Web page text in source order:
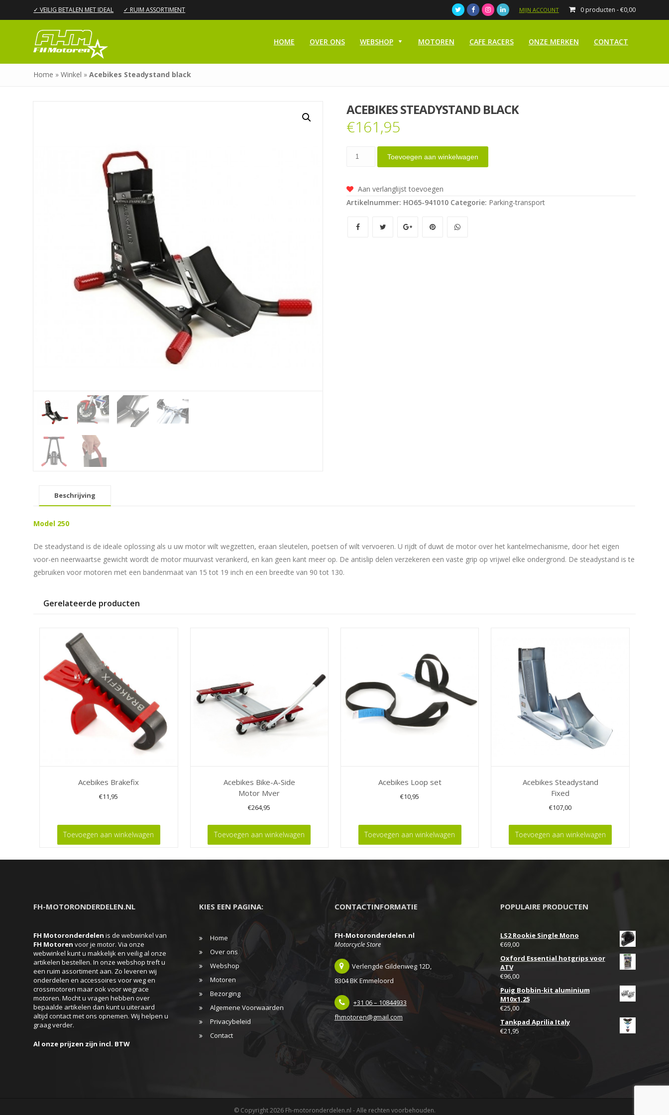
✓ VEILIG BETALEN MET IDEAL ✓ RUIM ASSORTIMENT 0 producten -€0,00
MIJN ACCOUNT
HOME OVER ONS WEBSHOP MOTOREN CAFE RACERS ONZE MERKEN CONTACT
Home »Winkel »Acebikes Steadystand black
ACEBIKES STEADYSTAND BLACK
€161,95
Acebikes
Steadystand
aantal
Toevoegen aan winkelwagen
Aan verlanglijst toevoegen
Artikelnummer: HO65-941010 Categorie: Parking-transport
Beschrijving
Model 250
De steadystand is de ideale oplossing als u uw motor wilt wegzetten, eraan sleutelen, poetsen of wilt vervoeren. U rijdt of duwt de motor over het kantelmechanisme, door het eigen
voor-en neerwaartse gewicht wordt de motor muurvast verankerd, en kan geen kant meer op. De antislip delen verzekeren een vaste grip op vrijwel elke ondergrond. De steadystand is te
gebruiken voor motoren met een bandenmaat van 15 tot 19 inch en een breedte van 90 tot 130.
Gerelateerde producten
Acebikes Brakefix
€11,95
Toevoegen aan winkelwagen
Acebikes Bike-A-Side
Motor Mver
€264,95
Toevoegen aan winkelwagen
Acebikes Loop set
€10,95
Toevoegen aan winkelwagen
Acebikes Steadystand
Fixed
€107,00
Toevoegen aan winkelwagen
FH-MOTORONDERDELEN.NL
FH Motoronderdelen is de webwinkel van
FH Motoren voor je motor. Via onze
webwinkel kunt u makkelijk en veilig al onze
artikelen bestellen. In onze webshop treft u
een ruim assortiment aan. Zo leveren wij
onderdelen en accessoires voor weg en
crossmotoren maar ook voor wegrace
motoren. Mocht u vragen hebben over
bepaalde artikelen dan kunt u uiteraard
altijd contact met ons opnemen. Wij helpen u
graag verder.
Al onze prijzen zijn incl. BTW
KIES EEN PAGINA:
Home
Over ons
Webshop
Motoren
Bezorging
Algemene Voorwaarden
Privacybeleid
Contact
CONTACTINFORMATIE
FH-Motoronderdelen.nl
Motorcycle Store
Verlengde Gildenweg 12D,
8304 BK Emmeloord
+31 06 – 10844933
fhmotoren@gmail.com
POPULAIRE PRODUCTEN
LS2 Rookie Single Mono
€69,00
Oxford Essential hotgrips voor
ATV
€96,00
Puig Bobbin-kit aluminium
M10x1,25
€25,00
Tankpad Aprilia Italy
€21,95
© Copyright 2026 Fh-motoronderdelen.nl - Alle rechten voorbehouden.